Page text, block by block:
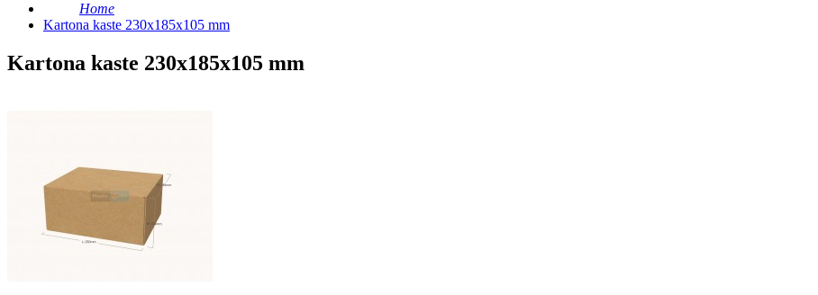
Home
Kartona kaste 230x185x105 mm
Kartona kaste 230x185x105 mm